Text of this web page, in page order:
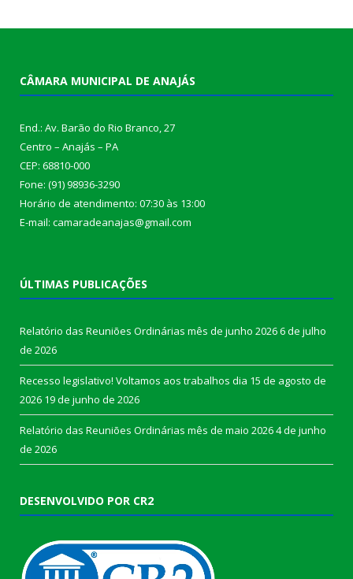
CÂMARA MUNICIPAL DE ANAJÁS
End.: Av. Barão do Rio Branco, 27
Centro – Anajás – PA
CEP: 68810-000
Fone: (91) 98936-3290
Horário de atendimento: 07:30 às 13:00
E-mail: camaradeanajas@gmail.com
ÚLTIMAS PUBLICAÇÕES
Relatório das Reuniões Ordinárias mês de junho 20266 de julho
de 2026
Recesso legislativo! Voltamos aos trabalhos dia 15 de agosto de
2026 19 de junho de 2026
Relatório das Reuniões Ordinárias mês de maio 20264 de junho
de 2026
DESENVOLVIDO POR CR2